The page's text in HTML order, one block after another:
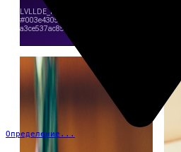
Определение...